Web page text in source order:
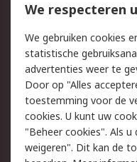
Retouren
Track & Trace
Wettelijk
Cookiebeleid
Privacybeleid -
Bijgewerkt
Algemene
We respecteren
We gebruiken cookies
statistische
advertenties weer te
Door op "Alles
toestemming voor de
cookies. U kunt uw
"Beheer cookies". Als
weigeren". Dit kan de